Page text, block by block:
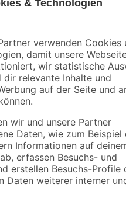
Angebote und Aktionen mehr
Versandarten